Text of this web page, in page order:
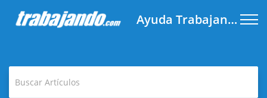
Ayuda Trabajando.com